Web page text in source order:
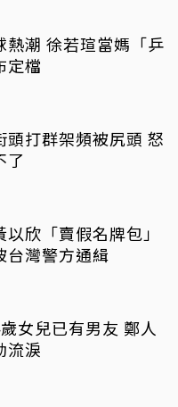
熱潮 徐若瑄當媽「乒
定檔
頭打群架頻被尻頭 怒
了
欣「賣假名牌包」
台灣警方通緝
女兒已有男友 鄭人
流淚